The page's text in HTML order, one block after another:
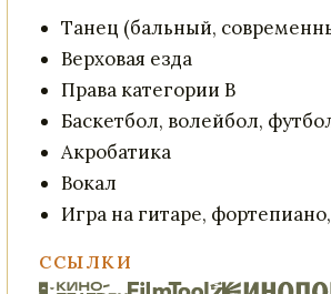
Танец (бальный,
Верховая езда
Права категории В
Баскетбол, волейбол,
Акробатика
Вокал
Игра на гитаре,
ССЫЛКИ